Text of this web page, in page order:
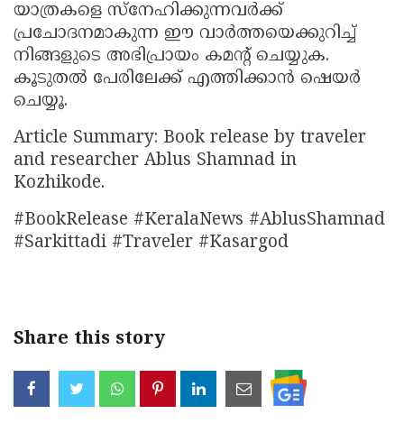
യാത്രകളെ സ്നേഹിക്കുന്നവർക്ക്
പ്രചോദനമാകുന്ന ഈ വാർത്തയെക്കുറിച്ച്
നിങ്ങളുടെ അഭിപ്രായം കമന്റ് ചെയ്യുക.
കൂടുതൽ പേരിലേക്ക് എത്തിക്കാൻ ഷെയർ
ചെയ്യൂ.
Article Summary: Book release by traveler
and researcher Ablus Shamnad in
Kozhikode.
#BookRelease #KeralaNews #AblusShamnad
#Sarkittadi #Traveler #Kasargod
Share this story